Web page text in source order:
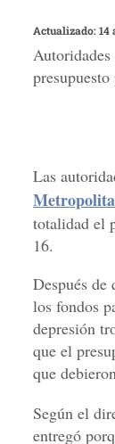
Actualizado: 14
Las
totalidad el
16.
Después de
los fondos
depresión
que el
que
Según el
entregó